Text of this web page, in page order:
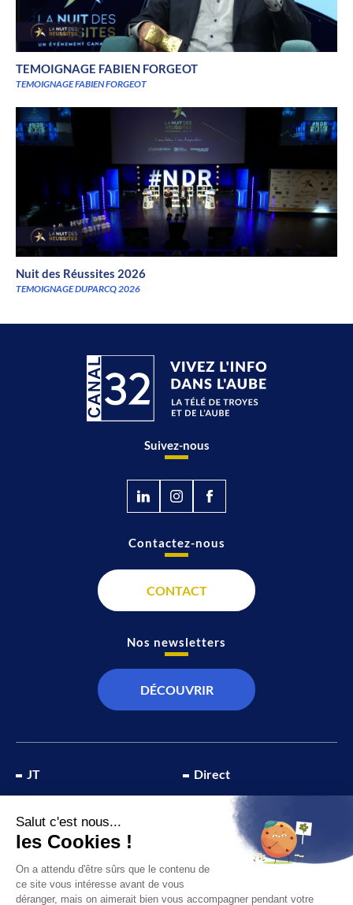
TEMOIGNAGE FABIEN FORGEOT
TEMOIGNAGE FABIEN FORGEOT
Nuit des Réussites 2026
TEMOIGNAGE DUPARCQ 2026
Suivez-nous
JT
ÉCONOMIE
CULTURE & LOISIRS
Direct
À propos de nous
Recevoir la chaîne
Contactez-nous
CONTACT
Nos newsletters
DÉCOUVRIR